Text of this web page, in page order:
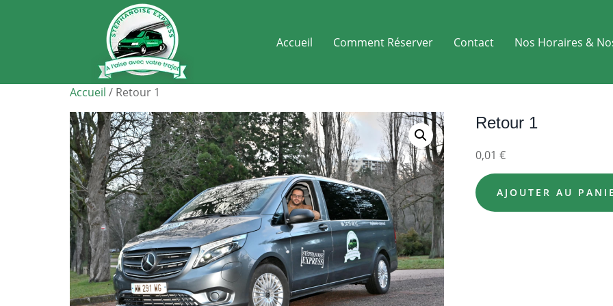
Accueil Comment Réserver Contact Nos Horaires &
Accueil / Retour 1
Retour 1
0,01 €
AJOUTER AU